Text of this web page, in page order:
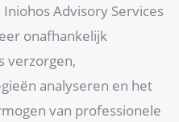
Advisory Services
onafhankelijk
verzorgen,
analyseren en het
van professionele